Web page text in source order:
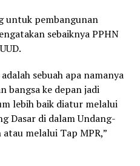
untuk pembangunan
sebaiknya PPHN
sebuah apa namanya
bangsa ke depan jadi
lebih baik diatur melalui
Dasar di dalam Undang-
melalui Tap MPR,”